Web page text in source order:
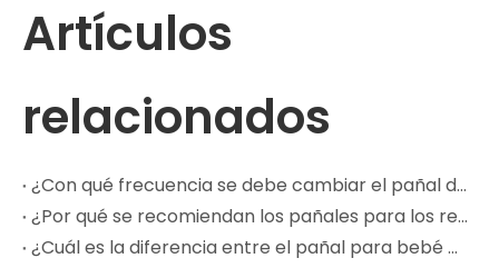
Artículos
relacionados
¿Con qué frecuencia se debe cambiar el pañal de un bebé?
¿Por qué se recomiendan los pañales para los recién nacidos?
¿Cuál es la diferencia entre el pañal para bebé con cintura anillada y el pañal para bebé con tirantes?